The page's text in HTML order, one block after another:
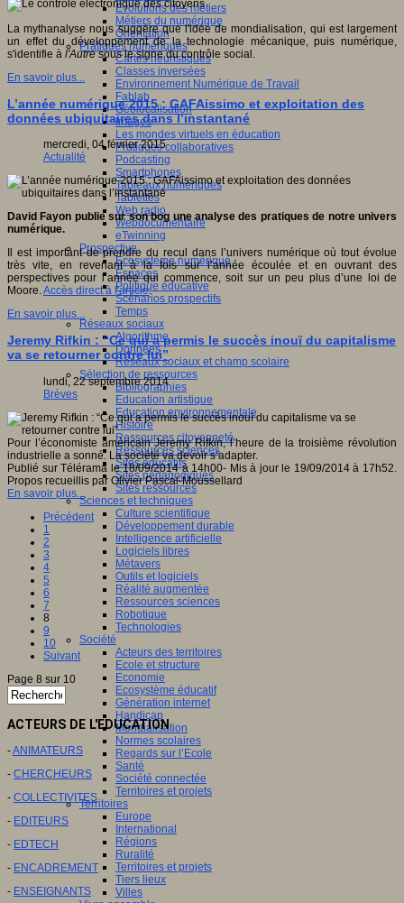
Evolutions des métiers
Métiers du numérique
Orientation
Pratiques numériques
Cartes heuristiques
Classes inversées
Environnement Numérique de Travail
Fablab
Géolocalisation
Images
Les mondes virtuels en éducation
Pratiques collaboratives
Podcasting
Smartphones
Tableaux numériques
Tablettes
Web radio
Webdocumentaire
eTwinning
Prospective
Ecosystème numérique
Espaces
Politique éducative
Scénarios prospectifs
Temps
Réseaux sociaux
Algorithme
Données
Réseaux sociaux et champ scolaire
Sélection de ressources
Bibliographies
Education artistique
Education environnementale
Histoire
Ressources citoyenneté
Ressources sciences
Sites éducatifs
Sites pédagogiques
Sites ressources
Sciences et techniques
Culture scientifique
Développement durable
Intelligence artificielle
Logiciels libres
Métavers
Outils et logiciels
Réalité augmentée
Ressources sciences
Robotique
Technologies
Société
Acteurs des territoires
Ecole et structure
Economie
Ecosystème éducatif
Génération internet
Handicap
Mondialisation
Normes scolaires
Regards sur l’Ecole
Santé
Société connectée
Territoires et projets
Territoires
Europe
International
Régions
Ruralité
Territoires et projets
Tiers lieux
Villes
La mythanalyse nous suggère que l'idée de mondialisation, qui est largement
un effet du développement de la technologie mécanique, puis numérique,
s'identifie à l'Autresous le signe du contrôle social.
En savoir plus...
L’année numérique 2015 : GAFAissimo et exploitation des
données ubiquitaires dans l’instantané
mercredi, 04 février 2015
Actualité
David Fayon publie sur son bog une analyse des pratiques de notre univers
numérique.
Il est important de prendre du recul dans l’univers numérique où tout évolue
très vite, en revenant à la fois sur l’année écoulée et en ouvrant des
perspectives pour l’année qui commence, soit sur un peu plus d’une loi de
Moore.Accès direct à l'article.
En savoir plus...
Jeremy Rifkin : “Ce qui a permis le succès inouï du capitalisme
va se retourner contre lui”
lundi, 22 septembre 2014
Brèves
Pour l’économiste américain Jeremy Rifkin, l’heure de la troisième révolution
industrielle a sonné. La société va devoir s’adapter.
Publié sur Télérama le 18/09/2014 à 14h00- Mis à jour le 19/09/2014 à 17h52.
Propos recueillis par Olivier Pascal-Moussellard
En savoir plus...
Précédent
1
2
3
4
5
6
7
8
9
10
Suivant
Page 8 sur 10
ACTEURS DE L'EDUCATION
-ANIMATEURS
- CHERCHEURS
- COLLECTIVITES
- EDITEURS
- EDTECH
- ENCADREMENT
- ENSEIGNANTS